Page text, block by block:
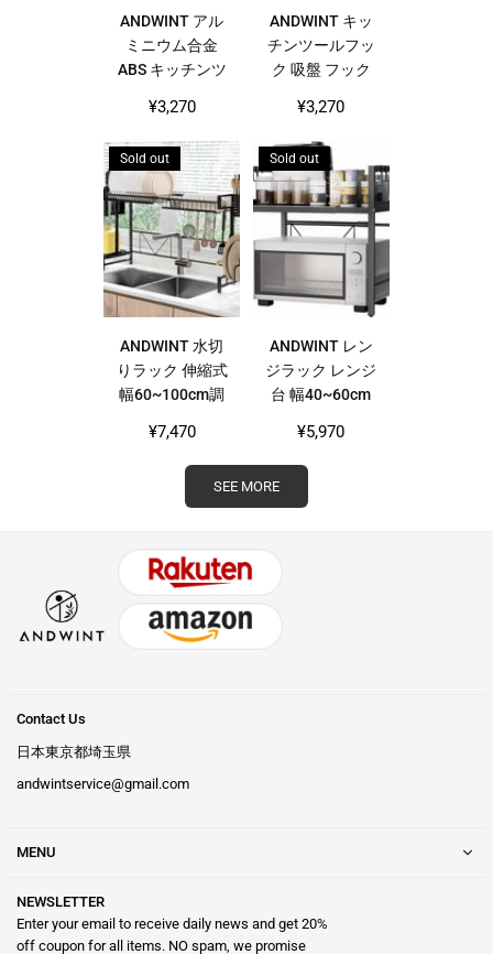
ANDWINT アル
ミニウム合金
ABS キッチンツ
吸盤 強固アルミ
ニウム キッチン
ラック 防水防錆
キッチン収納 調
理器具 鍋蓋置き
可動式フック 壁
傷つけない 12個
フック 60cm
¥3,270
ANDWINT キッ
チンツールフッ
ク 吸盤 フック
ム キッチンラッ
ク 防水防錆 キ
ッチン収納 調理
器具 鍋蓋置き
キッチンツール
収納 壁掛け 可
動式フック 壁
傷つけない
40cm 8個フック
Regular
¥3,270
Sold out
ANDWINT 水切
りラック 伸縮式
幅60~100cm調
多機能収納 フッ
ク6枚 皿立て 包
丁スタンド まな
ック シンク上
水切りラック 流
し台 キッチン収
納ラック 組立簡
Regular
¥7,470
Sold out
ANDWINT レン
ジラック レンジ
台 幅40~60cm
枚付属で掛ける
収納可能 高さ2
段階調節 キッチ
ス 耐荷重30kg
Regular
¥5,970
SEE MORE
Contact Us
日本東京都埼玉県
andwintservice@gmail.com
MENU
NEWSLETTER
Enter your email to receive daily news and get 20%
off coupon for all items. NO spam, we promise